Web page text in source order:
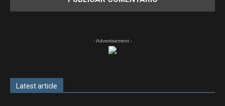
- Advertisement -
Latest article